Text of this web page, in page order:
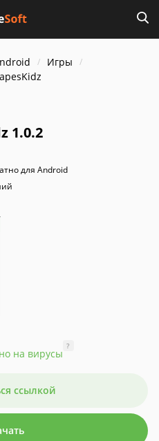
Игры
1.0.2
для Android
на вирусы
?
ссылкой